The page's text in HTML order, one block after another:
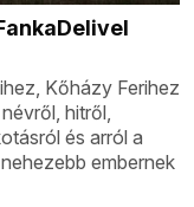
Kőházy Ferihez
hitről,
és arról a
embernek